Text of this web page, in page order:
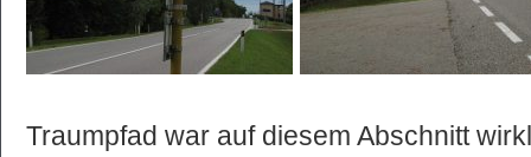
Traumpfad war auf diesem Abschnitt